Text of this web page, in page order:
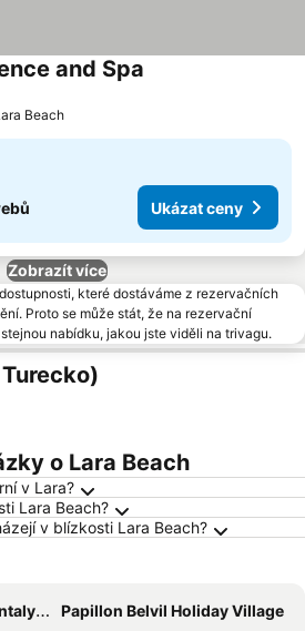
and Spa
Beach
Ukázat ceny
Zobrazít více
které dostáváme z rezervačních
Proto se může stát, že na rezervační
nabídku, jakou jste viděli na trivagu.
o Lara Beach
v Lara?
Lara Beach?
v blízkosti Lara Beach?
Papillon Belvil Holiday Village